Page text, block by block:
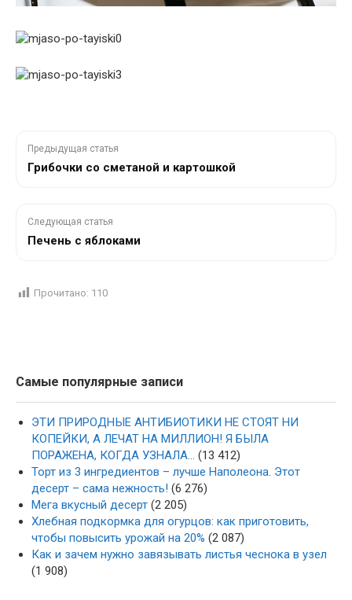
Предыдущая статья
Грибочки со сметаной и картошкой
Следующая статья
Печень с яблоками
Прочитано: 110
Самые популярные записи
ЭТИ ПРИРОДНЫЕ АНТИБИОТИКИ НЕ СТОЯТ НИ
КОПЕЙКИ, А ЛЕЧАТ НА МИЛЛИОН! Я БЫЛА
ПОРАЖЕНА, КОГДА УЗНАЛА… (13 412)
Торт из 3 ингредиентов – лучше Наполеона. Этот
десерт – сама нежность! (6 276)
Мега вкусный десерт (2 205)
Хлебная подкормка для огурцов: как приготовить,
чтобы повысить урожай на 20% (2 087)
Как и зачем нужно завязывать листья чеснока в узел
(1 908)